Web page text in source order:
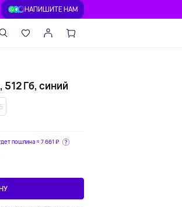
НАПИШИТЕ НАМ
Гб, синий
пошлина ≈ 7 661 ₽